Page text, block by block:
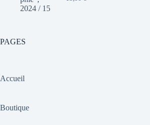
PAGES
Accueil
Boutique